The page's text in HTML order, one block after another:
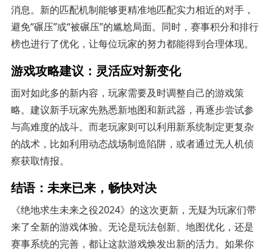
消息。新的匹配机制能够更精准地匹配实力相近的对手，
避免“碾压”或“被碾压”的尴尬局面。同时，赛事积分和排行
榜也进行了优化，让每位玩家的努力都能得到合理体现。
游戏攻略建议：灵活应对新变化
面对如此多的新内容，玩家需要及时调整自己的游戏策
略。建议新手玩家先熟悉新地图和新武器，再逐步尝试参
与高难度的战斗。而老玩家则可以利用新系统制定更复杂
的战术，比如利用动态战场制造陷阱，或者通过无人机侦
察获取情报。
结语：未来已来，畅快对决
《绝地求生未来之役2024》的这次更新，无疑为玩家们带
来了全新的游戏体验。无论是玩法创新、地图优化，还是
赛事系统的完善，都让这款游戏焕发出新的活力。如果你